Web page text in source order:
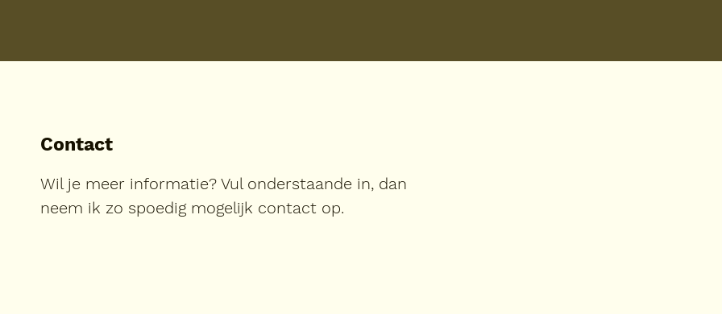
Contact
Wil je meer informatie? Vul onderstaande in, dan
neem ik zo spoedig mogelijk contact op.